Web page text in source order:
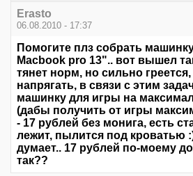
Erasto
06.08.2010 - 17:37
Помогите плз собрать
Macbook pro 13".. вот вышел
тянет норм, но сильно греется,
напрягать, в связи с этим
машинку для игры на
(дабы получить от игры
- 17 рублей без монига, есть
лежит, пылится под кроватью
думает.. 17 рублей по-моему
так??